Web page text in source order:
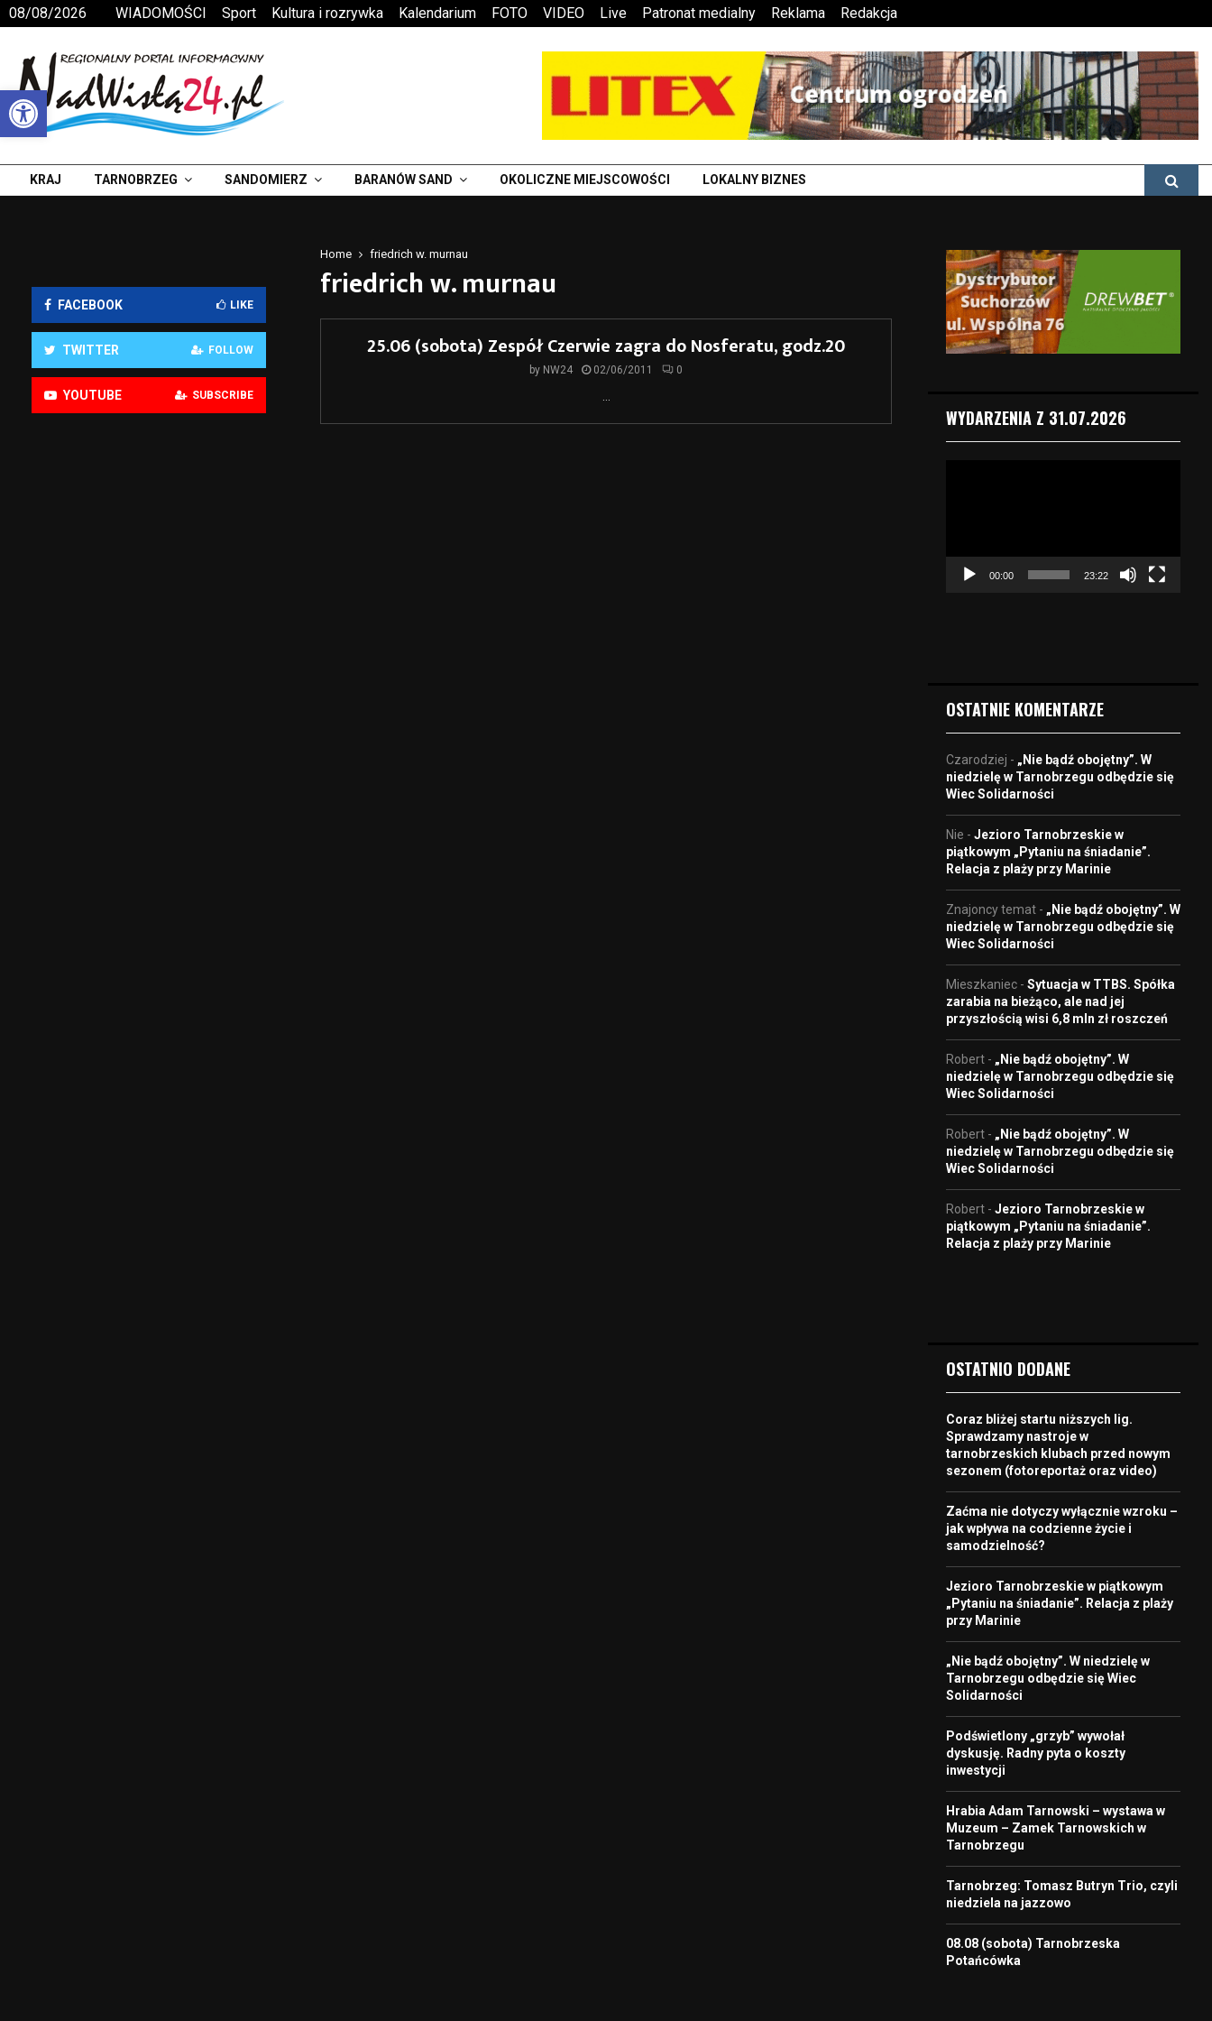
Otwórz pasek narzędzi
08/08/2026 WIADOMOŚCI Sport Kultura i rozrywka Kalendarium FOTO VIDEO Live Patronat medialny Reklama Redakcja
KRAJ TARNOBRZEG SANDOMIERZ BARANÓW SAND OKOLICZNE MIEJSCOWOŚCI LOKALNY BIZNES
Home friedrich w. murnau
friedrich w. murnau
25.06 (sobota) Zespół Czerwie zagra do Nosferatu, godz.20
by NW24 02/06/2011 0
FACEBOOK LIKE
TWITTER FOLLOW
YOUTUBE SUBSCRIBE
WYDARZENIA Z 31.07.2026
e
o
00:00 23:22
OSTATNIE KOMENTARZE
Czarodziej - „Nie bądź obojętny”. W
niedzielę w Tarnobrzegu odbędzie się
Wiec Solidarności
Nie - Jezioro Tarnobrzeskie w
piątkowym „Pytaniu na śniadanie”.
Relacja z plaży przy Marinie
Znajoncy temat - „Nie bądź obojętny”. W
niedzielę w Tarnobrzegu odbędzie się
Wiec Solidarności
Mieszkaniec - Sytuacja w TTBS. Spółka
zarabia na bieżąco, ale nad jej
przyszłością wisi 6,8 mln zł roszczeń
Robert - „Nie bądź obojętny”. W
niedzielę w Tarnobrzegu odbędzie się
Wiec Solidarności
Robert - „Nie bądź obojętny”. W
niedzielę w Tarnobrzegu odbędzie się
Wiec Solidarności
Robert - Jezioro Tarnobrzeskie w
piątkowym „Pytaniu na śniadanie”.
Relacja z plaży przy Marinie
OSTATNIO DODANE
Coraz bliżej startu niższych lig.
Sprawdzamy nastroje w
tarnobrzeskich klubach przed nowym
sezonem (fotoreportaż oraz video)
Zaćma nie dotyczy wyłącznie wzroku –
jak wpływa na codzienne życie i
samodzielność?
Jezioro Tarnobrzeskie w piątkowym
„Pytaniu na śniadanie”. Relacja z plaży
przy Marinie
„Nie bądź obojętny”. W niedzielę w
Tarnobrzegu odbędzie się Wiec
Solidarności
Podświetlony „grzyb” wywołał
dyskusję. Radny pyta o koszty
inwestycji
Hrabia Adam Tarnowski – wystawa w
Muzeum – Zamek Tarnowskich w
Tarnobrzegu
Tarnobrzeg: Tomasz Butryn Trio, czyli
niedziela na jazzowo
08.08 (sobota) Tarnobrzeska
Potańcówka